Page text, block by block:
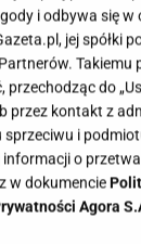
i odbywa się w
jej spółki
Takiemu
przechodząc do
przez kontakt z
sprzeciwu i
informacji o
w dokumencie
Agora